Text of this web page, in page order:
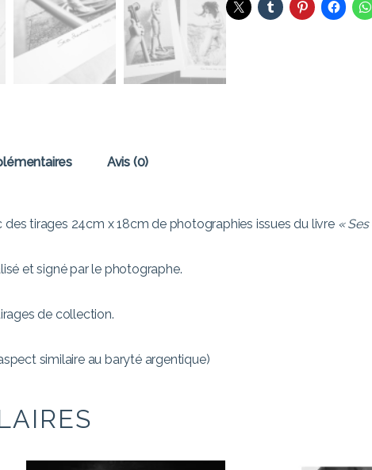
Avis (0)
des tirages 24cm x 18cm de photographies issues du livre «
et signé par le photographe.
de collection.
similaire au baryté argentique)